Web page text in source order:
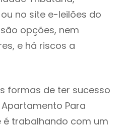
no site e-leilões do
opções, nem
e há riscos a
formas de ter sucesso
Para
é trabalhando com um